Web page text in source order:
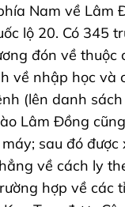
Nam về Lâm
lộ 20. Có 345
đón về thuộc
về nhập học và
(lên danh sách
Lâm Đồng
sau đó được
về cách ly
hợp về các